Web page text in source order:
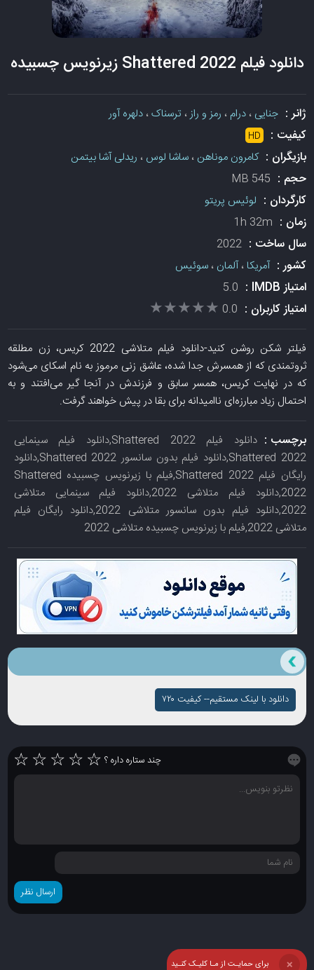
دانلود فیلم Shattered 2022 زیرنویس چسبیده
ژانر :جنایی ،درام ، رمز و راز، ترسناک،دلهره آور
کیفیت : HD
بازیگران :کامرون موناهن ،ساشا لوس ، ریدلی آشا بیتمن
حجم : 545 MB
کارگردان : لوئیس پریتو
زمان : 1h 32m
سال ساخت :2022
کشور :آمریکا،آلمان ،سوئیس
امتیاز IMDB : 5.0
امتیاز کاربران : 0.0
★★★★★
★★★★★
فیلتر شکن روشن کنید-دانلود فیلم متلاشی 2022 کریس، زن مطلقه
ثروتمندی که از همسرش جدا شده، عاشق زنی مرموز به نام اسکای می‌شود
که در نهایت کریس، همسر سابق و فرزندش در آنجا گیر می‌افتند و به
احتمال زیاد مبارزه‌ای ناامیدانه برای بقا در پیش خواهند گرفت.
برچسب :
دانلود فیلم Shattered 2022,دانلود فیلم سینمایی
Shattered 2022,دانلود فیلم بدون سانسور Shattered 2022,دانلود
رایگان فیلم Shattered 2022,فیلم با زیرنویس چسبیده Shattered
2022,دانلود فیلم متلاشی 2022,دانلود فیلم سینمایی متلاشی
2022,دانلود فیلم بدون سانسور متلاشی 2022,دانلود رایگان فیلم
متلاشی 2022,فیلم با زیرنویس چسبیده متلاشی 2022
دانلود با لینک مستقیم-- کیفیت ۷۲۰
چند ستاره داره ؟ ☆
☆
☆
☆
☆
برای حمایـت از مـا کلیـک کنـید ❌